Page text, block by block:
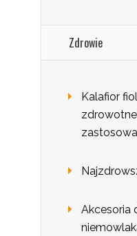
Zdrowie
Kalafior
Akcesoria